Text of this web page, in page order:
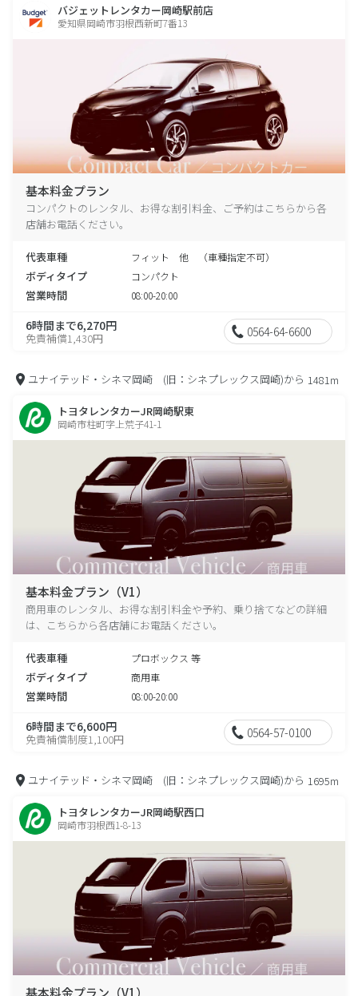
バジェットレンタカー岡崎駅前店
愛知県岡崎市羽根西新町7番13
基本料金プラン
コンパクトのレンタル、お得な割引料金、ご予約はこちらから各
店舗お電話ください。
代表車種 フィット 他 （車種指定不可）
ボディタイプ コンパクト
営業時間 08:00-20:00
6時間まで6,270円
免責補償1,430円 0564-64-6600
ユナイテッド・シネマ岡崎 (旧：シネプレックス岡崎)から 1481m
トヨタレンタカーJR岡崎駅東
岡崎市柱町字上荒子41-1
基本料金プラン（V1）
商用車のレンタル、お得な割引料金や予約、乗り捨てなどの詳細
は、こちらから各店舗にお電話ください。
代表車種 プロボックス 等
ボディタイプ 商用車
営業時間 08:00-20:00
6時間まで6,600円
免責補償制度1,100円 0564-57-0100
ユナイテッド・シネマ岡崎 (旧：シネプレックス岡崎)から 1695m
トヨタレンタカーJR岡崎駅西口
岡崎市羽根西1-8-13
基本料金プラン（V1）